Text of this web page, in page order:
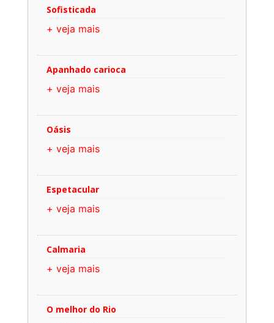
Sofisticada
+ veja mais
Apanhado carioca
+ veja mais
Oásis
+ veja mais
Espetacular
+ veja mais
Calmaria
+ veja mais
O melhor do Rio